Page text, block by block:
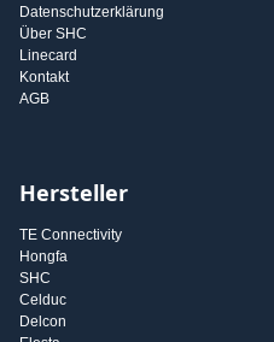
Datenschutzerklärung
Über SHC
Linecard
Kontakt
AGB
Hersteller
TE Connectivity
Hongfa
SHC
Celduc
Delcon